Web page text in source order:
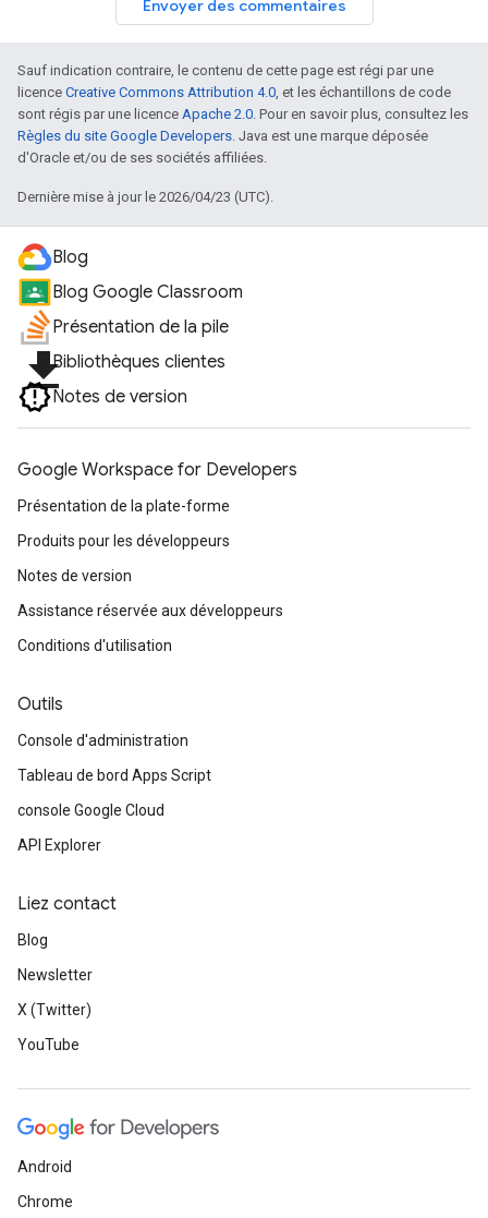
Envoyer des commentaires
Sauf indication contraire, le contenu de cette page est régi par une
licence Creative Commons Attribution 4.0 , et les échantillons de code
sont régis par une licence Apache 2.0 . Pour en savoir plus, consultez les
Règles du site Google Developers . Java est une marque déposée
d'Oracle et/ou de ses sociétés affiliées.
Dernière mise à jour le 2026/04/23 (UTC).
Blog
Blog Google Classroom
Présentation de la pile
file_downloadBibliothèques clientes
Notes de version
Google Workspace for Developers
Présentation de la plate-forme
Produits pour les développeurs
Notes de version
Assistance réservée aux développeurs
Conditions d'utilisation
Outils
Console d'administration
Tableau de bord Apps Script
console Google Cloud
API Explorer
Liez contact
Blog
Newsletter
X (Twitter)
YouTube
Android
Chrome